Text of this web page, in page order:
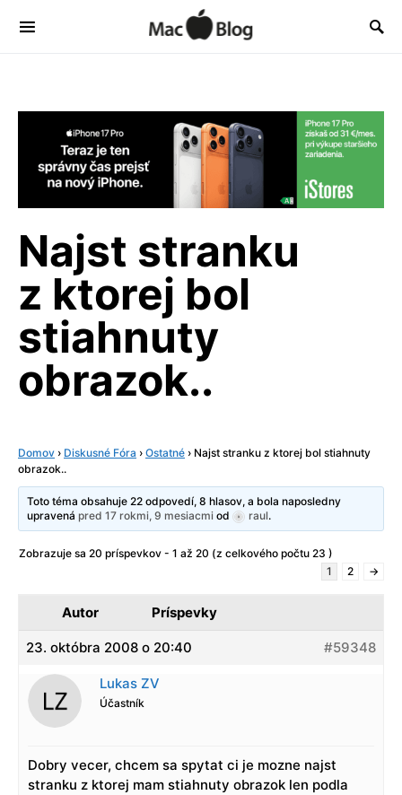
Najst stranku
z ktorej bol
stiahnuty
obrazok..
Domov › Diskusné Fóra › Ostatné › Najst stranku z ktorej bol stiahnuty
obrazok..
Toto téma obsahuje 22 odpovedí, 8 hlasov, a bola naposledny
upravenápred 17 rokmi, 9 mesiacmi od raul.
Zobrazuje sa 20 príspevkov - 1 až 20 (z celkového počtu 23 )
1
2 →
Autor Príspevky
23. októbra 2008 o 20:40 #59348
Lukas ZV
Účastník
Dobry vecer, chcem sa spytat ci je mozne najst
stranku z ktorej mam stiahnuty obrazok len podla